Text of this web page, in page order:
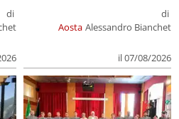
di
Aosta
di
Alessandro Bianchet
il 07/08/2026